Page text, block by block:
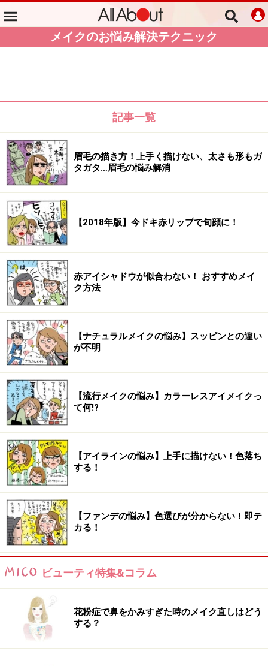
メイクのお悩み解決テクニック
記事一覧
眉毛の描き方！上手く描けない、太さも形もガ
タガタ…眉毛の悩み解消
【2018年版】今ドキ赤リップで旬顔に！
赤アイシャドウが似合わない！ おすすめメイ
ク方法
【ナチュラルメイクの悩み】スッピンとの違い
が不明
【流行メイクの悩み】カラーレスアイメイクっ
て何!?
【アイラインの悩み】上手に描けない！色落ち
する！
【ファンデの悩み】色選びが分からない！即テ
カる！
ビューティ特集&コラム
花粉症で鼻をかみすぎた時のメイク直しはどう
する？